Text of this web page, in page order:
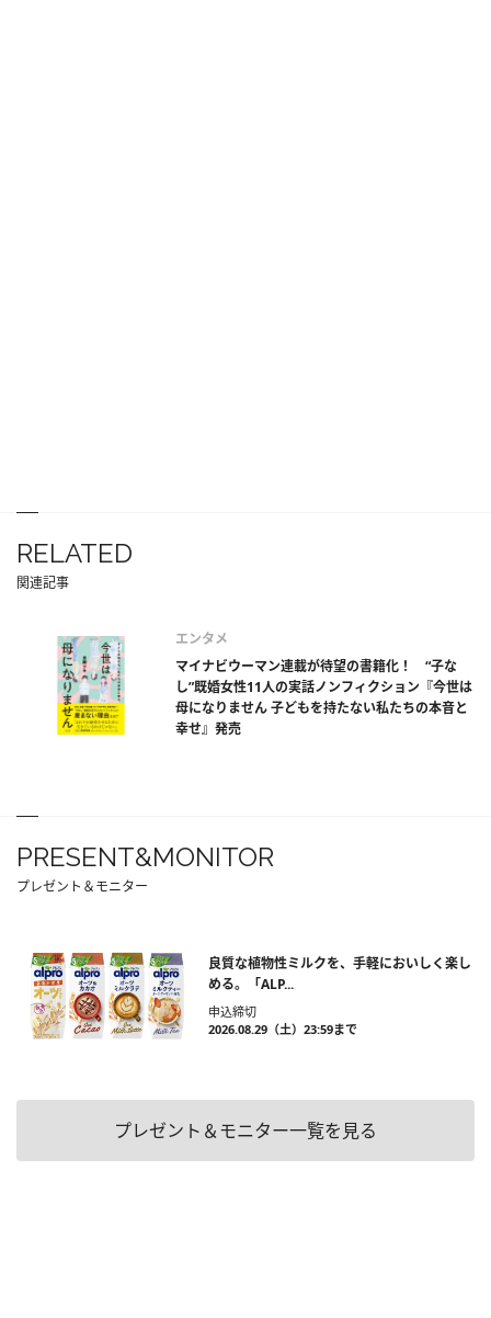
RELATED
関連記事
エンタメ
マイナビウーマン連載が待望の書籍化！ “子な
し”既婚女性11人の実話ノンフィクション『今世は
母になりません 子どもを持たない私たちの本音と
幸せ』発売
PRESENT&MONITOR
プレゼント＆モニター
良質な植物性ミルクを、手軽においしく楽し
める。「ALP...
申込締切
2026.08.29（土）23:59まで
プレゼント＆モニター一覧を見る